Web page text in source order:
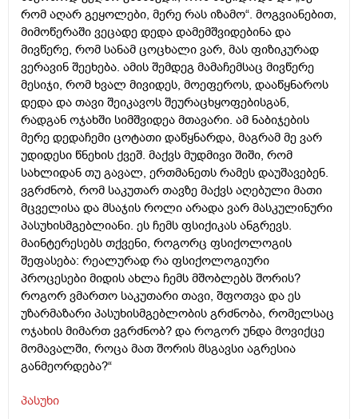
რომ აღარ გეყოლები, მერე რას იზამო“. მოგვიანებით,
მიმოწერაში ვეცადე დედა დამემშვიდებინა და
მივწერე, რომ სანამ ცოცხალი ვარ, მას ფიზიკურად
ვერავინ შეეხება. ამის შემდეგ მამაჩემსაც მივწერე
მესიჯი, რომ ხვალ მივიდეს, მოეფეროს, დააწყნაროს
დედა და თავი შეიკავოს შეურაცხყოფებისგან,
რადგან ოჯახში სიმშვიდეა მთავარი. ამ ნაბიჯების
მერე დედაჩემი ცოტათი დაწყნარდა, მაგრამ მე ვარ
უდიდესი წნეხის ქვეშ. მაქვს მუდმივი შიში, რომ
სახლიდან თუ გავალ, ერთმანეთს რამეს დაუშავებენ.
ვგრძნობ, რომ საკუთარ თავზე მაქვს აღებული მათი
მცველისა და მსაჯის როლი არადა ვარ მასკულინური
პასუხისმგებლიანი. ეს ჩემს ფსიქიკას ანგრევს.
მაინტერესებს თქვენი, როგორც ფსიქოლოგის
შეფასება: რეალურად რა ფსიქოლოგიური
პროცესები მიდის ახლა ჩემს მშობლებს შორის?
როგორ ვმართო საკუთარი თავი, შფოთვა და ეს
უზარმაზარი პასუხისმგებლობის გრძნობა, რომელსაც
ოჯახის მიმართ ვგრძნობ? და როგორ უნდა მოვიქცე
მომავალში, როცა მათ შორის მსგავსი აგრესია
განმეორდება?“
პასუხი